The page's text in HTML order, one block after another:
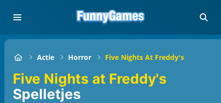
Actie Horror Five Nights At Freddy's
Five Nights at Freddy's
Spelletjes